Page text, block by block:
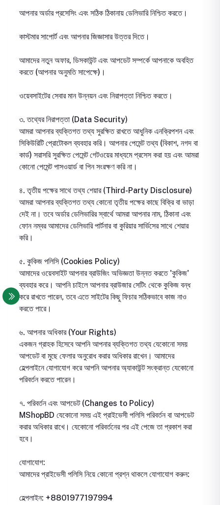
আপনার অর্ডার প্রসেসিং এবং সঠিক ঠিকানায় ডেলিভারি নিশ্চিত করতে।
কাস্টমার সাপোর্ট এবং আপনার জিজ্ঞাসার উত্তর দিতে।
আমাদের নতুন অফার, ডিসকাউন্ট এবং আপডেট সম্পর্কে আপনাকে অবহিত
করতে (আপনার অনুমতি সাপেক্ষে)।
ওয়েবসাইটের সেবার মান উন্নয়ন এবং নিরাপত্তা নিশ্চিত করতে।
৩. তথ্যের নিরাপত্তা (Data Security)
আমরা আপনার ব্যক্তিগত তথ্য সুরক্ষিত রাখতে আধুনিক এনক্রিপশন এবং
সিকিউরিটি প্রোটোকল ব্যবহার করি। আপনার পেমেন্ট তথ্য (বিকাশ, নগদ বা
কার্ড) সরাসরি সুরক্ষিত পেমেন্ট গেটওয়ের মাধ্যমে প্রসেস করা হয় এবং আমরা
কোনো পেমেন্ট পাসওয়ার্ড বা পিন সংরক্ষণ করি না।
৪. তৃতীয় পক্ষের সাথে তথ্য শেয়ার (Third-Party Disclosure)
আমরা আপনার ব্যক্তিগত তথ্য কোনো তৃতীয় পক্ষের কাছে বিক্রি বা ভাড়া
দেই না। তবে অর্ডার ডেলিভারির স্বার্থে আমরা আপনার নাম, ঠিকানা এবং
ফোন নম্বর আমাদের ডেলিভারি পার্টনার বা কুরিয়ার সার্ভিসের সাথে শেয়ার
করি।
৫. কুকিজ পলিসি (Cookies Policy)
আমাদের ওয়েবসাইট আপনার ব্রাউজিং অভিজ্ঞতা উন্নত করতে 'কুকিজ'
ব্যবহার করে। আপনি চাইলে আপনার ব্রাউজার সেটিং থেকে কুকিজ বন্ধ
করে রাখতে পারেন, তবে এতে সাইটের কিছু ফিচার সঠিকভাবে কাজ নাও
করতে পারে।
৬. আপনার অধিকার (Your Rights)
একজন গ্রাহক হিসেবে আপনি আপনার ব্যক্তিগত তথ্য যেকোনো সময়
আপডেট বা মুছে ফেলার অনুরোধ করার অধিকার রাখেন। আমাদের
হেল্পলাইনে যোগাযোগ করে আপনি আপনার অ্যাকাউন্ট সংক্রান্ত যেকোনো
পরিবর্তন করতে পারেন।
৭. পরিবর্তন এবং আপডেট (Changes to Policy)
MShopBD যেকোনো সময় এই প্রাইভেসী পলিসি পরিবর্তন বা আপডেট
করার অধিকার রাখে। যেকোনো পরিবর্তনের পর এই পেজে তা প্রকাশ করা
হবে।
যোগাযোগ:
আমাদের প্রাইভেসী পলিসি নিয়ে কোনো প্রশ্ন থাকলে যোগাযোগ করুন:
হেল্পলাইন: +8801977197994